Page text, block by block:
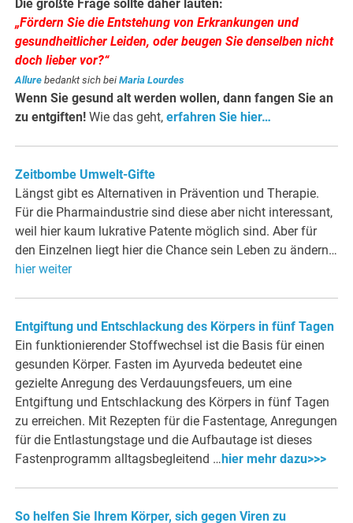
Die größte Frage sollte daher lauten:
„Fördern Sie die Entstehung von Erkrankungen und
gesundheitlicher Leiden, oder beugen Sie denselben nicht
doch lieber vor?“
Allure bedankt sich beiMaria Lourdes
Wenn Sie gesund alt werden wollen, dann fangen Sie an
zu entgiften!Wie das geht,erfahren Sie hier…
Zeitbombe Umwelt-Gifte
Längst gibt es Alternativen in Prävention und Therapie.
Für die Pharmaindustrie sind diese aber nicht interessant,
weil hier kaum lukrative Patente möglich sind. Aber für
den Einzelnen liegt hier die Chance sein Leben zu ändern…
hier weiter
Entgiftung und Entschlackung des Körpers in fünf Tagen
Ein funktionierender Stoffwechsel ist die Basis für einen
gesunden Körper. Fasten im Ayurveda bedeutet eine
gezielte Anregung des Verdauungsfeuers, um eine
Entgiftung und Entschlackung des Körpers in fünf Tagen
zu erreichen. Mit Rezepten für die Fastentage, Anregungen
für die Entlastungstage und die Aufbautage ist dieses
Fastenprogramm alltagsbegleitend … hier mehr dazu>>>
So helfen Sie Ihrem Körper, sich gegen Viren zu